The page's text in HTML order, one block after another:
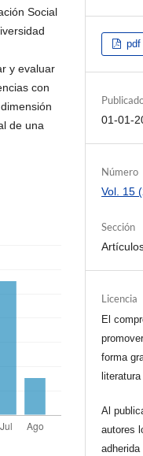
Social
y evaluar
con
de una
pdf
01-01-
Número
Vol. 15
Sección
Licencia
El
forma
Al
autores